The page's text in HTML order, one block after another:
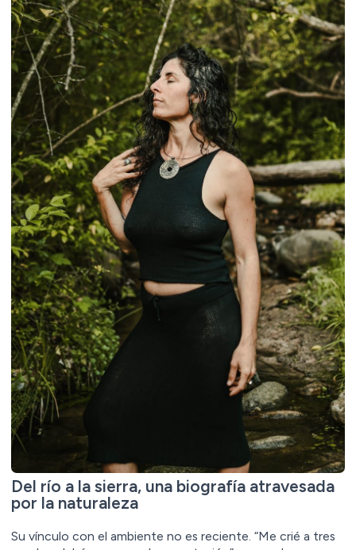
Del río a la sierra, una biografía atravesada
por la naturaleza
Su vínculo con el ambiente no es reciente. “Me crié a tres